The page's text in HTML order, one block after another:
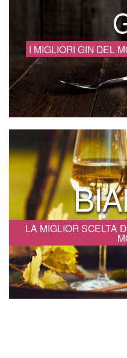
I MIGLIORI GIN DEL
LA MIGLIOR SCELTA